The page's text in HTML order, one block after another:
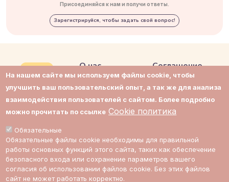
На нашем сайте мы используем файлы cookie, чтобы
улучшить ваш пользовательский опыт, а так же для анализа
взаимодействия пользователей с сайтом. Более подробно
можно прочитать по ссылке Cookie политика
Обязательные
Обязательные файлы cookie необходимы для правильной
работы основных функций этого сайта, таких как обеспечение
безопасного входа или сохранение параметров вашего
согласия об использовании файлов cookie. Без этих файлов
сайт не может работать корректно.
Присоединяйся к нам и получи ответы.
Зарегистрируйся, чтобы задать свой вопрос!
О нас
Контакты
Поддержка
Стоимость
экспертов
Соглашение
Приватность
Cookie политика